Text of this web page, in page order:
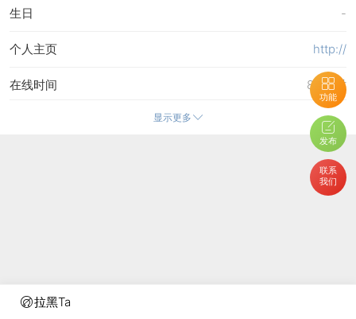
拉黑Ta
功能
发布
联系
我们
-
生日
http://
个人主页
81 小时
在线时间
21-9-2020 17:38
31-5-2026 22:51
31-5-2026 22:51
显示更多